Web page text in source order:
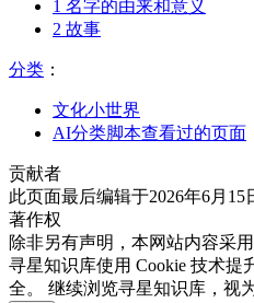
1 名字的由来和意义
2 故事
分类 ：​
文化小世界
AI分类脚本查看过的页面
贡献者
此页面最后编辑于2026年6月
著作权
除非另有声明，本网站内容采用
寻星知识库使用 Cookie 技术
全。 继续浏览寻星知识库，视